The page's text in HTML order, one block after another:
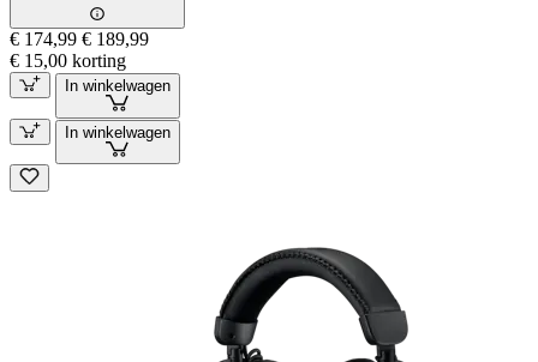
€ 174,99 € 189,99
€ 15,00 korting
In winkelwagen
In winkelwagen